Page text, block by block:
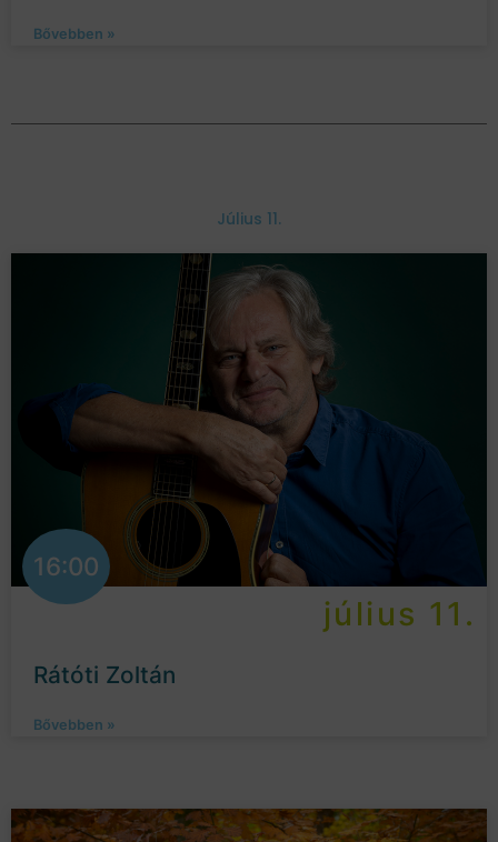
Bővebben »
Július 11.
16:00
július 11.
Rátóti Zoltán
Bővebben »